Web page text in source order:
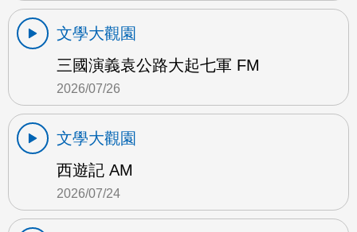
文學大觀園
三國演義袁公路大起七軍 FM
2026/07/26
文學大觀園
西遊記 AM
2026/07/24